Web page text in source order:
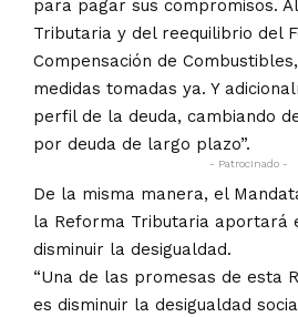
para pagar sus compromisos.
Tributaria y del reequilibrio del
Compensación de
medidas tomadas ya. Y
perfil de la deuda, cambiando
por deuda de largo plazo”.
- Patrocinado -
De la misma manera, el
la Reforma Tributaria aportará
disminuir la desigualdad.
“Una de las promesas de esta
es disminuir la desigualdad